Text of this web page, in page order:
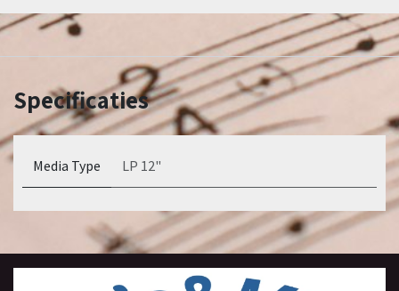
Specificaties
Media Type LP 12"